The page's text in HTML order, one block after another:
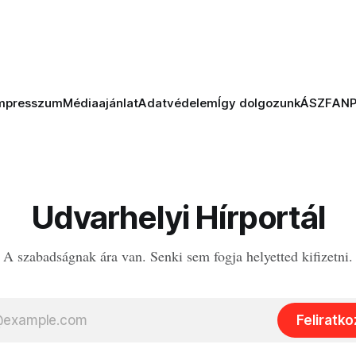
MédiaajánlatAdatvédelemÍgy dolgozunkÁSZF
Udvarhelyi Hírportál
A szabadságnak ára van. Senki sem fogja helyetted kifizetni.